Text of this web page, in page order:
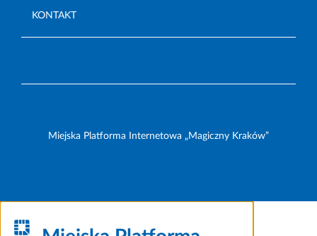
KONTAKT
Miejska Platforma Internetowa „Magiczny Kraków”